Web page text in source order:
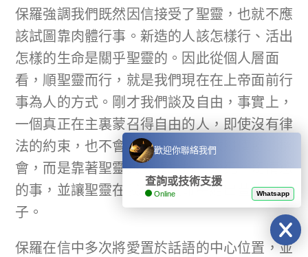
保羅強調我們既然因信接受了聖靈，也就不應
該試圖靠肉體行事。新造的人該怎樣行、活出
怎樣的生命是關乎聖靈的。因此從個人層面
看，順聖靈而行，就是我們現在在上帝面前行
事為人的方式。剛才我們談及自由，事實上，
一個真正在主裏蒙召得自由的人，即使沒有律
法的約束，也不會把這自由當作放縱情慾的機
會，而是靠著聖靈與肉體對抗，治死一切情慾
的事，並讓聖靈在我們的生命中結出豐盛的果
子。
保羅在信中多次將愛置於話語的中心位置，並
歡迎你聯絡我們
查詢或技術支援
Online Whatsapp